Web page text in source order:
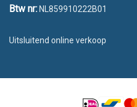
Btw nr: NL859910222B01
Uitsluitend online verkoop